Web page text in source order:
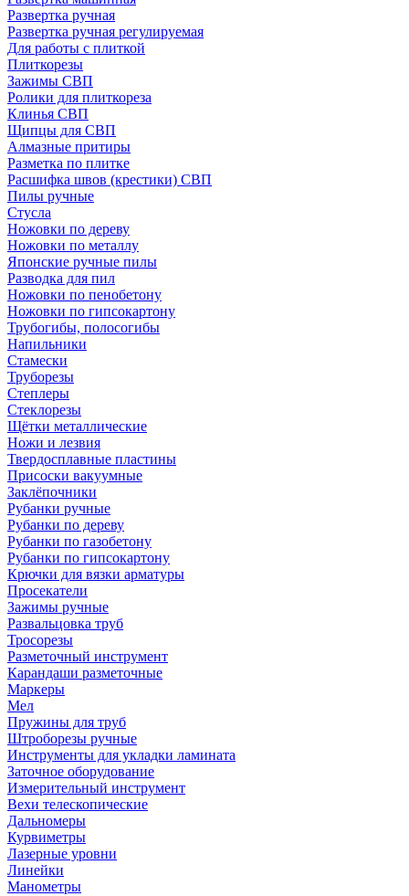
Развертка ручная
Развертка ручная регулируемая
Для работы с плиткой
Плиткорезы
Зажимы СВП
Ролики для плиткореза
Клинья СВП
Щипцы для СВП
Алмазные притиры
Разметка по плитке
Расшифка швов (крестики) СВП
Пилы ручные
Стусла
Ножовки по дереву
Ножовки по металлу
Японские ручные пилы
Разводка для пил
Ножовки по пенобетону
Ножовки по гипсокартону
Трубогибы, полосогибы
Напильники
Стамески
Труборезы
Степлеры
Стеклорезы
Щётки металлические
Ножи и лезвия
Твердосплавные пластины
Присоски вакуумные
Заклёпочники
Рубанки ручные
Рубанки по дереву
Рубанки по газобетону
Рубанки по гипсокартону
Крючки для вязки арматуры
Просекатели
Зажимы ручные
Развальцовка труб
Тросорезы
Разметочный инструмент
Карандаши разметочные
Маркеры
Мел
Пружины для труб
Штроборезы ручные
Инструменты для укладки ламината
Заточное оборудование
Измерительный инструмент
Вехи телескопические
Дальномеры
Курвиметры
Лазерные уровни
Линейки
Манометры